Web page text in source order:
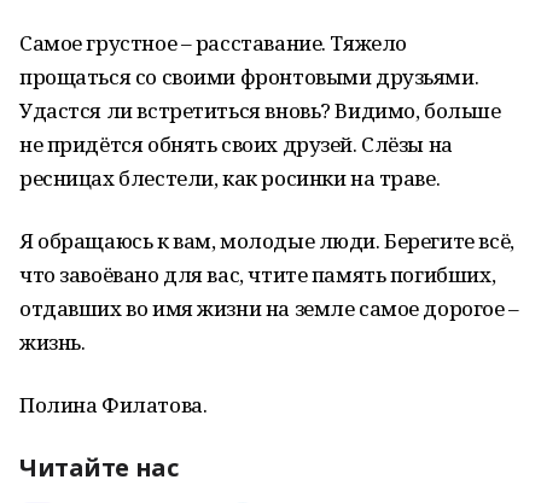
Самое грустное – расставание. Тяжело
прощаться со своими фронтовыми друзьями.
Удастся ли встретиться вновь? Видимо, больше
не придётся обнять своих друзей. Слёзы на
ресницах блестели, как росинки на траве.
Я обращаюсь к вам, молодые люди. Берегите всё,
что завоёвано для вас, чтите память погибших,
отдавших во имя жизни на земле самое дорогое –
жизнь.
Полина Филатова.
Читайте нас